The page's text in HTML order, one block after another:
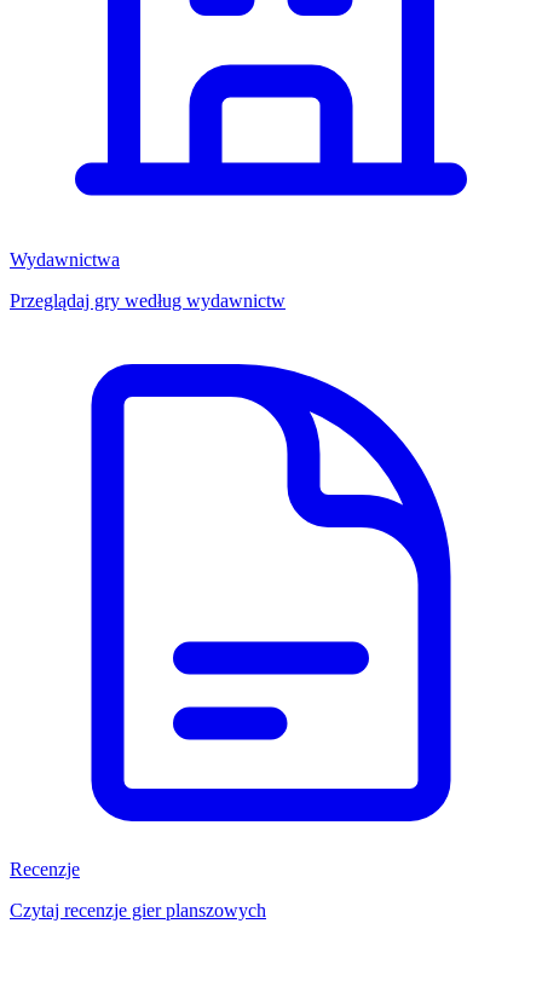
Wydawnictwa
Przeglądaj gry według wydawnictw
Recenzje
Czytaj recenzje gier planszowych